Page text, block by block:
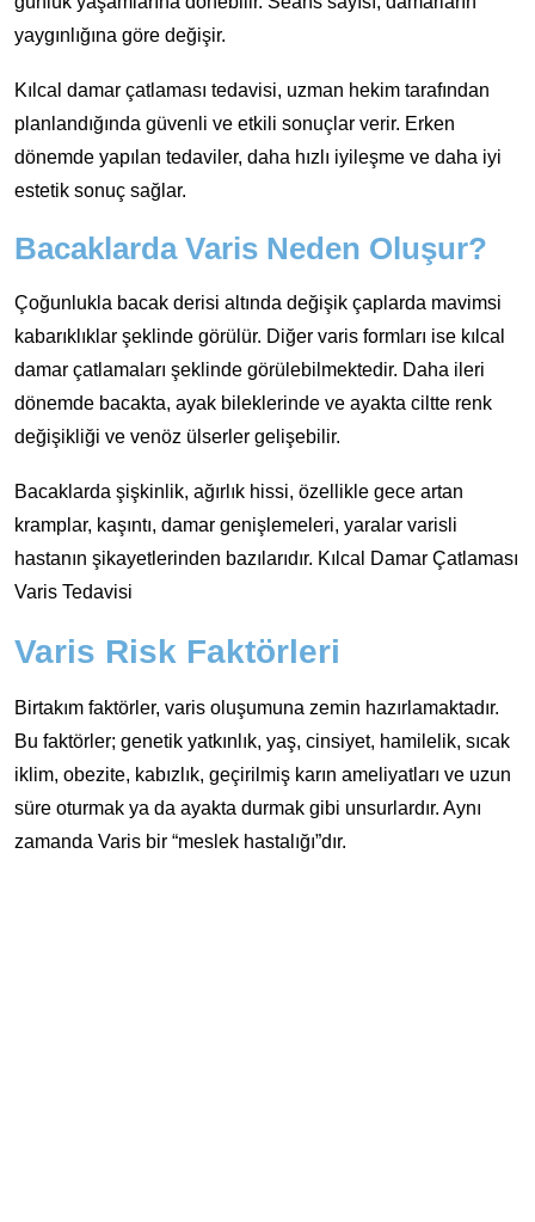
yaygınlığına göre değişir.
Kılcal damar çatlaması tedavisi, uzman hekim tarafından
planlandığında güvenli ve etkili sonuçlar verir. Erken
dönemde yapılan tedaviler, daha hızlı iyileşme ve daha iyi
estetik sonuç sağlar.
Bacaklarda Varis Neden Oluşur?
Çoğunlukla bacak derisi altında değişik çaplarda mavimsi
kabarıklıklar şeklinde görülür. Diğer varis formları ise kılcal
damar çatlamaları şeklinde görülebilmektedir. Daha ileri
dönemde bacakta, ayak bileklerinde ve ayakta ciltte renk
değişikliği ve venöz ülserler gelişebilir.
Bacaklarda şişkinlik, ağırlık hissi, özellikle gece artan
kramplar, kaşıntı, damar genişlemeleri, yaralar varisli
hastanın şikayetlerinden bazılarıdır. Kılcal Damar Çatlaması
Varis Tedavisi
Varis Risk Faktörleri
Birtakım faktörler, varis oluşumuna zemin hazırlamaktadır.
Bu faktörler; genetik yatkınlık, yaş, cinsiyet, hamilelik, sıcak
iklim, obezite, kabızlık, geçirilmiş karın ameliyatları ve uzun
süre oturmak ya da ayakta durmak gibi unsurlardır. Aynı
zamanda Varis bir “meslek hastalığı”dır.